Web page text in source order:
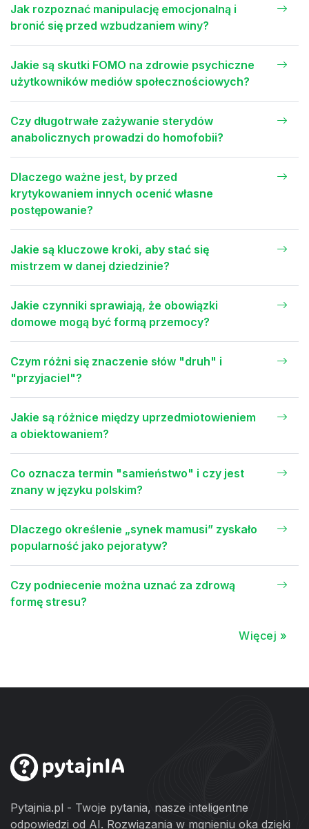
Jak rozpoznać manipulację emocjonalną i
bronić się przed wzbudzaniem winy?
Jakie są skutki FOMO na zdrowie psychiczne
użytkowników mediów społecznościowych?
Czy długotrwałe zażywanie sterydów
anabolicznych prowadzi do homofobii?
Dlaczego ważne jest, by przed
krytykowaniem innych ocenić własne
postępowanie?
Jakie są kluczowe kroki, aby stać się
mistrzem w danej dziedzinie?
Jakie czynniki sprawiają, że obowiązki
domowe mogą być formą przemocy?
Czym różni się znaczenie słów "druh" i
"przyjaciel"?
Jakie są różnice między uprzedmiotowieniem
a obiektowaniem?
Co oznacza termin "samieństwo" i czy jest
znany w języku polskim?
Dlaczego określenie „synek mamusi” zyskało
popularność jako pejoratyw?
Czy podniecenie można uznać za zdrową
formę stresu?
Więcej »
Pytajnia.pl - Twoje pytania, nasze inteligentne
odpowiedzi od AI. Rozwiązania w mgnieniu oka dzięki